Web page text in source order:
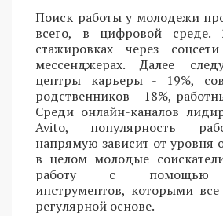
Поиск работы у молодежи
всего, в цифровой среде.
стажировках через
мессенджерах. Далее
центры карьеры - 19%,
родственников - 18%,
Среди онлайн-каналов
Avito, популярность
напрямую зависит от уровня
в целом молодые
работу с помощью
инструментов, которыми
регулярной основе.